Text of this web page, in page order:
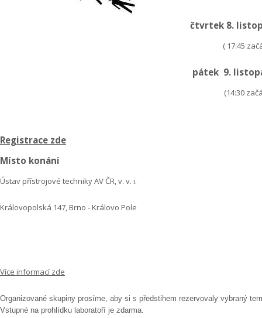
čtvrtek 8.
( 17:45
pátek 9.
(14:30
Registrace zde
Místo konáni
Ústav přístrojové techniky AV ČR, v. v. i.
Královopolská 147, Brno - Královo Pole
Více informací zde
Organizované skupiny prosíme, aby si s předstihem rezervovaly vybraný
Vstupné na prohlídku laboratoří je zdarma.